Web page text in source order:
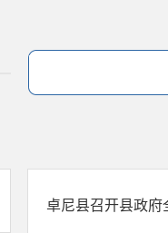
卓尼县召开县政府